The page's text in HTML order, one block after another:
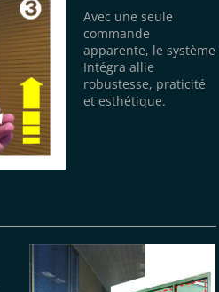
Avec une seule
commande
apparente, le système
Intégra allie
robustesse, praticité
et esthétique.